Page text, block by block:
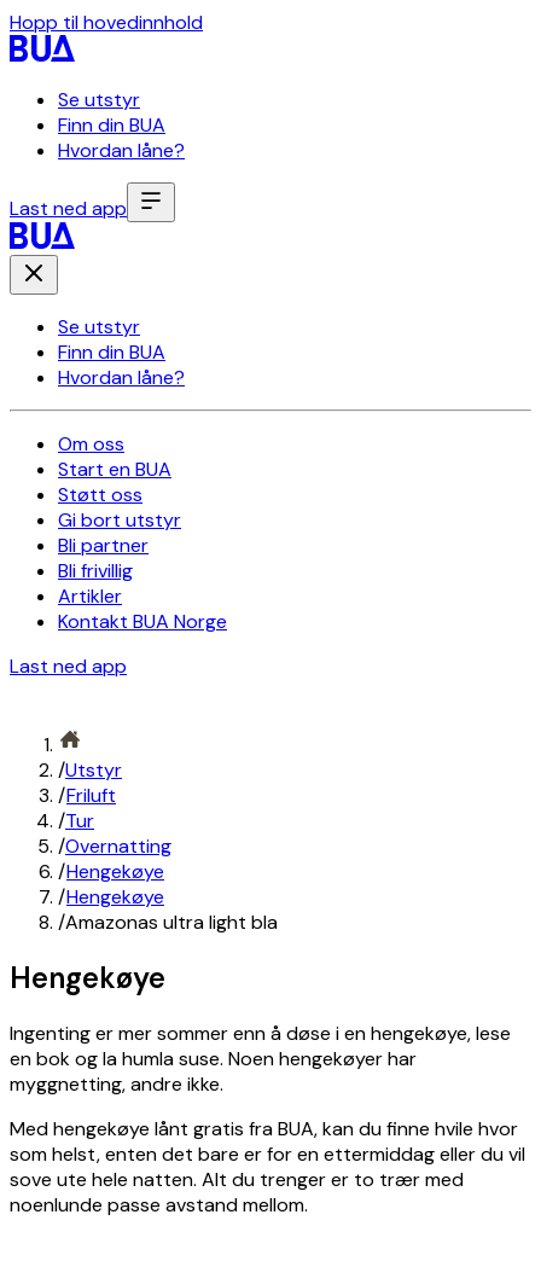
Hopp til hovedinnhold
Se utstyr
Finn din BUA
Hvordan låne?
Last ned app
Se utstyr
Finn din BUA
Hvordan låne?
Om oss
Start en BUA
Støtt oss
Gi bort utstyr
Bli partner
Bli frivillig
Artikler
Kontakt BUA Norge
Last ned app
/Utstyr
/Friluft
/Tur
/Overnatting
/Hengekøye
/Hengekøye
/Amazonas ultra light bla
Hengekøye
Ingenting er mer sommer enn å døse i en hengekøye, lese
en bok og la humla suse. Noen hengekøyer har
myggnetting, andre ikke.
Med hengekøye lånt gratis fra BUA, kan du finne hvile hvor
som helst, enten det bare er for en ettermiddag eller du vil
sove ute hele natten. Alt du trenger er to trær med
noenlunde passe avstand mellom.